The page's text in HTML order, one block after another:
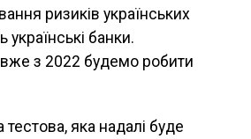
ризиків українських
банки.
з 2022 будемо робити
яка надалі буде